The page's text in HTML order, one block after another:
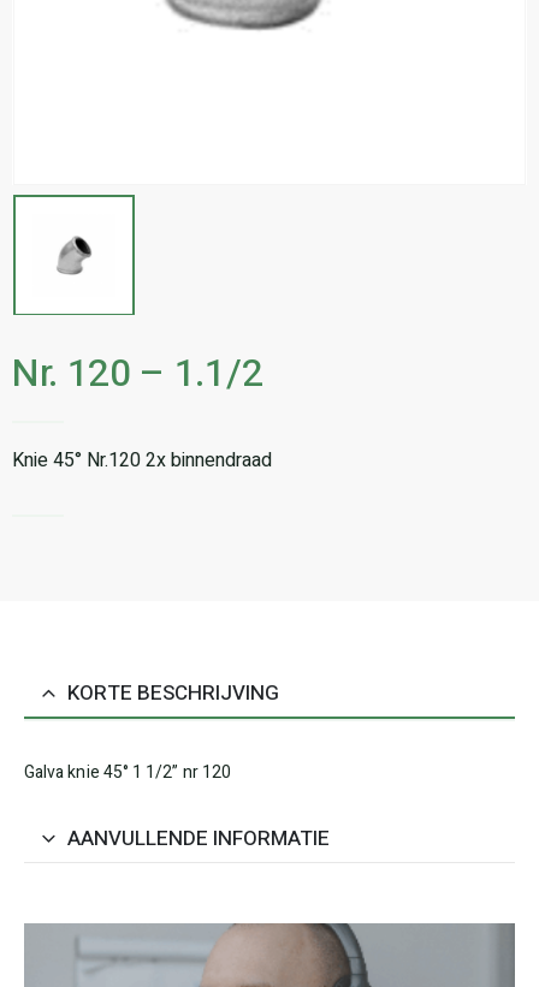
Nr. 120 – 1.1/2
Knie 45° Nr.120 2x binnendraad
KORTE BESCHRIJVING
Galva knie 45° 1 1/2” nr 120
AANVULLENDE INFORMATIE